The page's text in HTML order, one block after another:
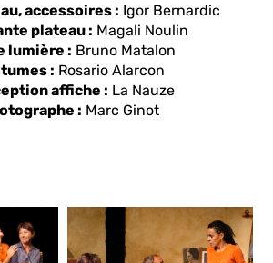
accessoires : Igor Bernardic
plateau : Magali Noulin
lumière : Bruno Matalon
: Rosario Alarcon
affiche : La Nauze
: Marc Ginot